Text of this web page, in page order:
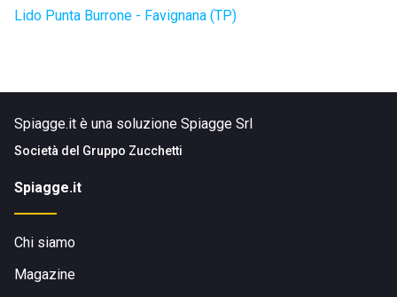
Lido Punta Burrone - Favignana (TP)
Spiagge.it è una soluzione Spiagge Srl
Società del Gruppo Zucchetti
Spiagge.it
Chi siamo
Magazine